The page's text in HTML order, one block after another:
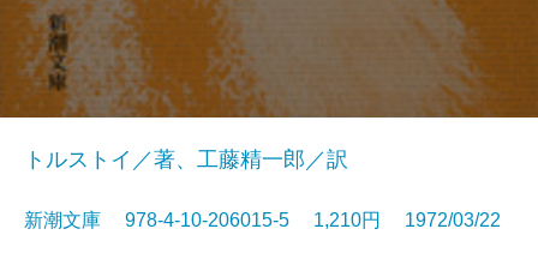
トルストイ／著、工藤精一郎／訳
新潮文庫 978-4-10-206015-5 1,210円 1972/03/22